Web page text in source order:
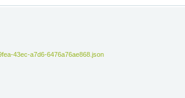
43ec-a7d6-6476a76ae868.json